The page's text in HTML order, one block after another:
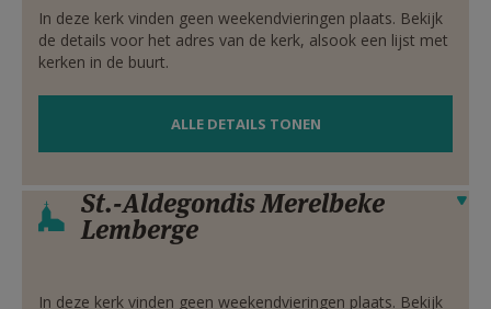
AANMELDEN OF REGISTREREN
In deze kerk vinden geen weekendvieringen plaats. Bekijk
de details voor het adres van de kerk, alsook een lijst met
kerken in de buurt.
ALLE DETAILS TONEN
Verbergen
St.-Aldegondis Merelbeke
Lemberge
In deze kerk vinden geen weekendvieringen plaats. Bekijk